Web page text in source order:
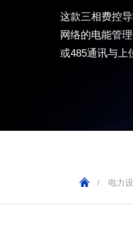
这款三相费控
网络的电能管
或485通讯与上
/ 电力